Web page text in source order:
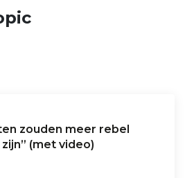
zouden meer rebel
(met video)